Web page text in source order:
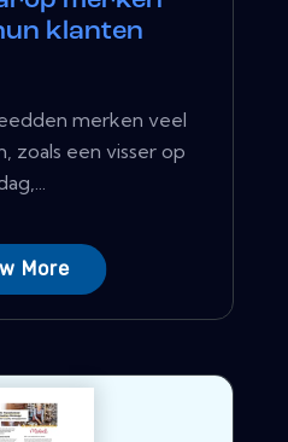
klanten
merken veel
zoals een visser op
More